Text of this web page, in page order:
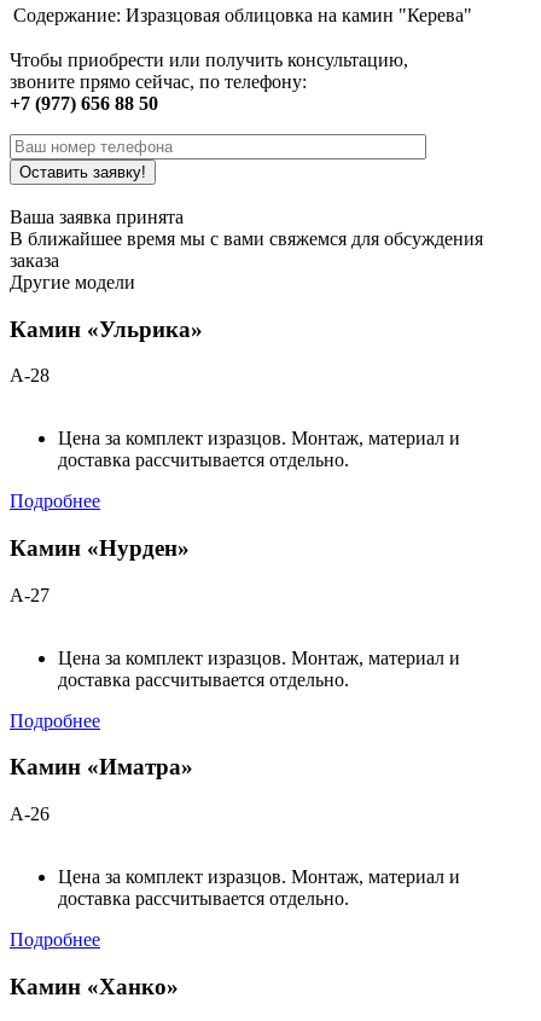
Содержание: Изразцовая облицовка на камин "Керева"
Чтобы приобрести или получить консультацию,
звоните прямо сейчас, по телефону:
+7 (977) 656 88 50
Ваша заявка принята
В ближайшее время мы с вами свяжемся для обсуждения
заказа
Другие модели
Камин «Ульрика»
А-28
Цена за комплект изразцов. Монтаж, материал и
доставка рассчитывается отдельно.
Подробнее
Камин «Нурден»
А-27
Цена за комплект изразцов. Монтаж, материал и
доставка рассчитывается отдельно.
Подробнее
Камин «Иматра»
А-26
Цена за комплект изразцов. Монтаж, материал и
доставка рассчитывается отдельно.
Подробнее
Камин «Ханко»